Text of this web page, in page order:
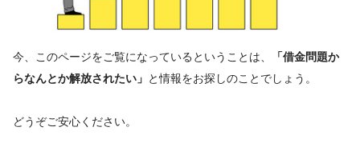
今、このページをご覧になっているということは、
「借金問題か
らなんとか解放されたい」 と情報をお探しのことでしょう。
どうぞご安心ください。